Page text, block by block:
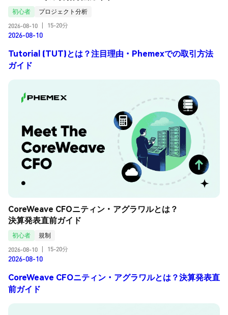
初心者
プロジェクト分析
2026-08-10
15-20分
2026-08-10
Tutorial (TUT)とは？注目理由・Phemexでの取引方法
ガイド
CoreWeave CFOニティン・アグラワルとは？
決算発表直前ガイド
初心者
規制
2026-08-10
15-20分
2026-08-10
CoreWeave CFOニティン・アグラワルとは？決算発表直
前ガイド